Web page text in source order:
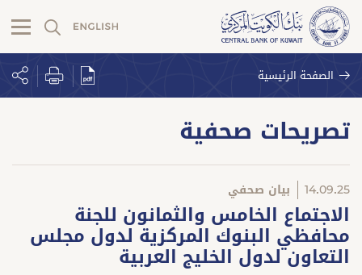
الصفحة الرئيسية
تصريحات صحفية
14.09.25 بيان صحفي
الاجتماع الخامس والثمانون للجنة
محافظي البنوك المركزية لدول مجلس
التعاون لدول الخليج العربية